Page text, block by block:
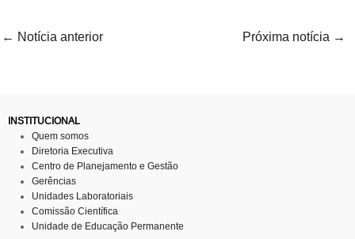
← Notícia anterior Próxima notícia →
INSTITUCIONAL
Quem somos
Diretoria Executiva
Centro de Planejamento e Gestão
Gerências
Unidades Laboratoriais
Comissão Científica
Unidade de Educação Permanente